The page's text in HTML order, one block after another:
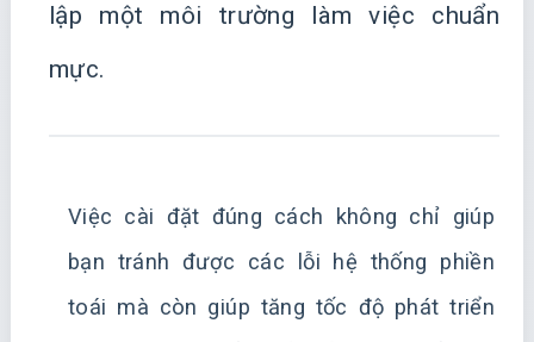
lập một môi trường làm việc chuẩn
mực.
Việc cài đặt đúng cách không chỉ giúp
bạn tránh được các lỗi hệ thống phiền
toái mà còn giúp tăng tốc độ phát triển